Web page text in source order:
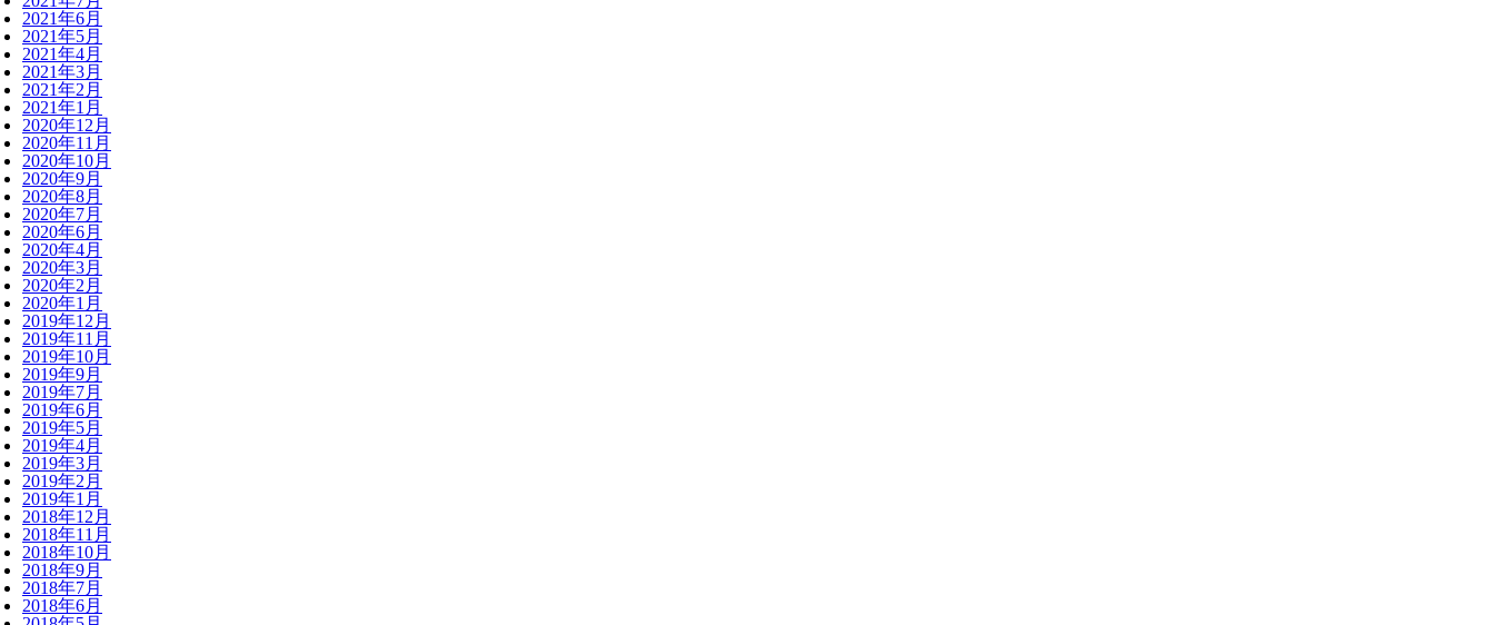
2021年6月
2021年5月
2021年4月
2021年3月
2021年2月
2021年1月
2020年12月
2020年11月
2020年10月
2020年9月
2020年8月
2020年7月
2020年6月
2020年4月
2020年3月
2020年2月
2020年1月
2019年12月
2019年11月
2019年10月
2019年9月
2019年7月
2019年6月
2019年5月
2019年4月
2019年3月
2019年2月
2019年1月
2018年12月
2018年11月
2018年10月
2018年9月
2018年7月
2018年6月